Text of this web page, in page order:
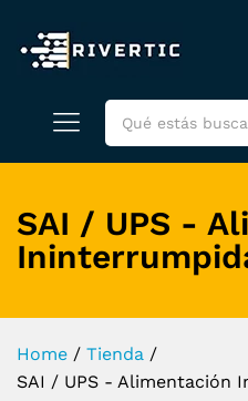
SAI / UPS -
Home / Tienda /
SAI / UPS - Alimentación